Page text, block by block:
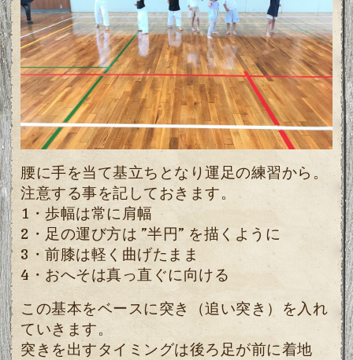
腰に手を当て基立ちとなり運足の練習から。
注意する事を記しておきます。
1・歩幅は常に肩幅
2・足の運び方は ”半円” を描くように
3・前膝は軽く曲げたまま
4・おへそは真っ直ぐに向ける
この基本をベースに突き（追い突き）を入れ
ていきます。
突きを出すタイミングは後ろ足が前に着地